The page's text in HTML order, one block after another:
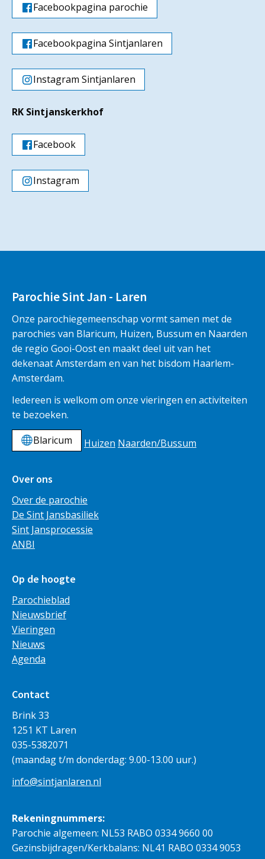
Facebookpagina parochie
Facebookpagina Sintjanlaren
Instagram Sintjanlaren
RK Sintjanskerkhof
Facebook
Instagram
Parochie Sint Jan - Laren
Onze parochiegemeenschap vormt samen met de
parochies van Blaricum, Huizen, Bussum en Naarden
de regio Gooi-Oost en maakt deel uit van het
dekenaat Amsterdam en van het bisdom Haarlem-
Amsterdam.
Iedereen is welkom om onze vieringen en activiteiten
te bezoeken.
Blaricum
Huizen Naarden/Bussum
Over ons
Over de parochie
De Sint Jansbasiliek
Sint Jansprocessie
ANBI
Op de hoogte
Parochieblad
Nieuwsbrief
Vieringen
Nieuws
Agenda
Contact
Brink 33
1251 KT Laren
035-5382071
(maandag t/m donderdag: 9.00-13.00 uur.)
info@sintjanlaren.nl
Rekeningnummers:
Parochie algemeen: NL53 RABO 0334 9660 00
Gezinsbijdragen/Kerkbalans: NL41 RABO 0334 9053